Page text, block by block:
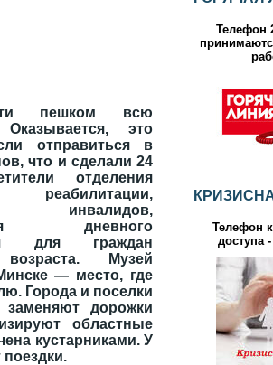
пешком всю
Оказывается, это
отправиться в
что и сделали 24
отделения
реабилитации,
инвалидов,
дневного
для граждан
Музей
— место, где
Города и поселки
дорожки
областные
кустарниками. У
поездки.
Телефон
Телефон
доступа